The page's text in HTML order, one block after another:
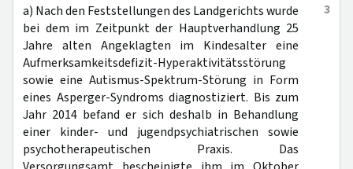
3
a) Nach den Feststellungen des Landgerichts wurde
bei dem im Zeitpunkt der Hauptverhandlung 25
Jahre alten Angeklagten im Kindesalter eine
Aufmerksamkeitsdefizit-Hyperaktivitätsstörung
sowie eine Autismus-Spektrum-Störung in Form
eines Asperger-Syndroms diagnostiziert. Bis zum
Jahr 2014 befand er sich deshalb in Behandlung
einer kinder- und jugendpsychiatrischen sowie
psychotherapeutischen Praxis. Das